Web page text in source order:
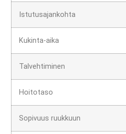
Istutusajankohta
Kukinta-aika
Talvehtiminen
Hoitotaso
Sopivuus ruukkuun